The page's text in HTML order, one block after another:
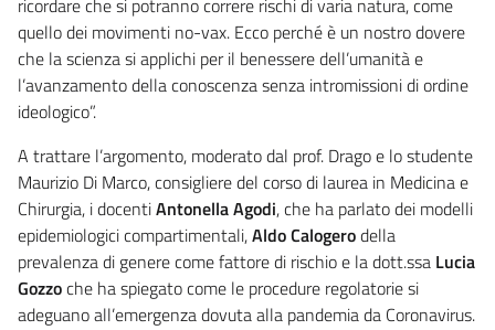
ricordare che si potranno correre rischi di varia natura, come
quello dei movimenti no-vax. Ecco perché è un nostro dovere
che la scienza si applichi per il benessere dell’umanità e
l’avanzamento della conoscenza senza intromissioni di ordine
ideologico”.
A trattare l’argomento, moderato dal prof. Drago e lo studente
Maurizio Di Marco, consigliere del corso di laurea in Medicina e
Chirurgia, i docentiAntonella Agodi, che ha parlato dei modelli
epidemiologici compartimentali,Aldo Calogerodella
prevalenza di genere come fattore di rischio e la dott.ssa Lucia
Gozzoche ha spiegato come le procedure regolatorie si
adeguano all’emergenza dovuta alla pandemia da Coronavirus.